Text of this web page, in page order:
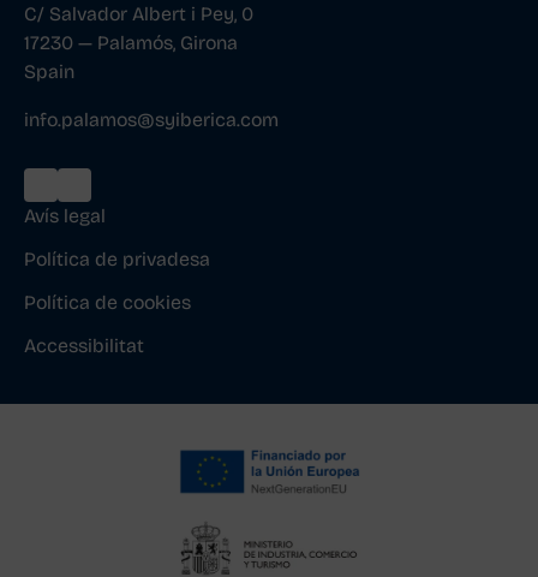
C/ Salvador Albert i Pey, 0
17230 — Palamós, Girona
Spain
info.palamos@syiberica.com
Avís legal
Política de privadesa
Política de cookies
Accessibilitat